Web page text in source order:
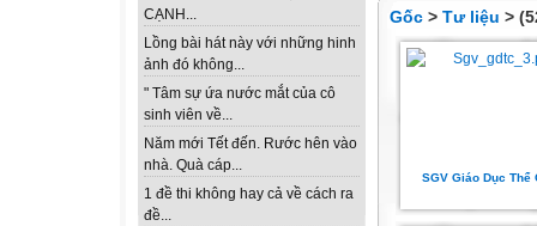
CẠNH...
Lồng bài hát này với những hinh
ảnh đó không...
" Tâm sự ứa nước mắt của cô
sinh viên về...
Năm mới Tết đến. Rước hên vào
nhà. Quà cáp...
1 đề thi không hay cả về cách ra
đề...
Gốc > Tư liệu >
SGV Giáo Dục Thể